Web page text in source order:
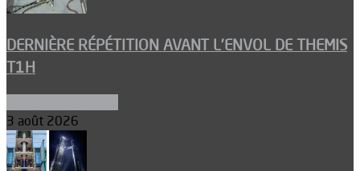
DERNIÈRE RÉPÉTITION AVANT L’ENVOL DE THEMIS
T1H
3 août 2026